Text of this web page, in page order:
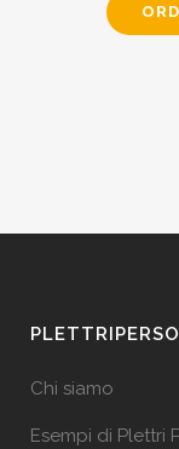
Chi siamo
Esempi di Plettri